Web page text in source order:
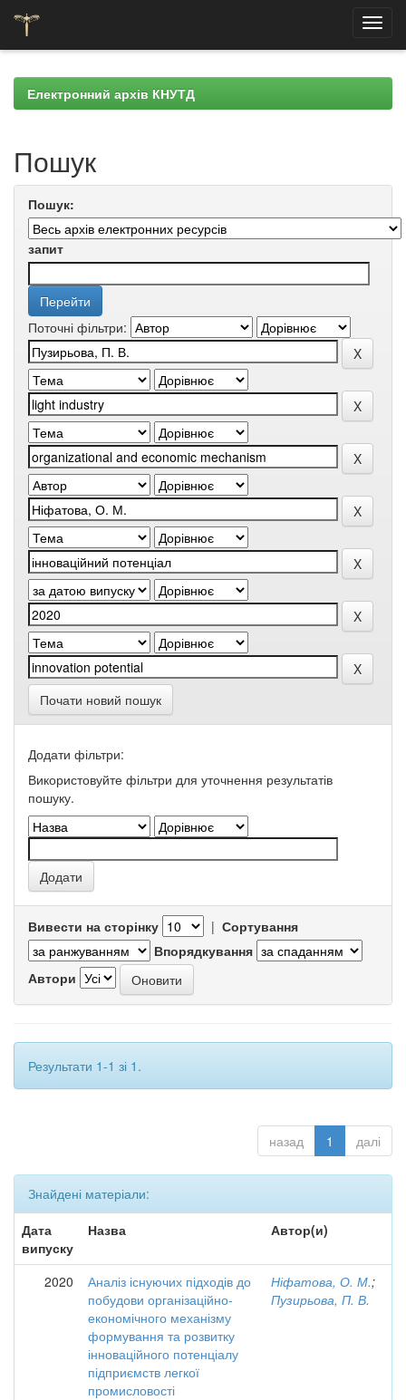
navigationЕлектронний архів КНУТД
Пошук
Пошук:
запит
Поточні фільтри:
Почати новий пошук
Додати фільтри:
Використовуйте фільтри для уточнення результатів
пошуку.
Вивести на сторінку | Сортування
Впорядкування
Автори
Результати 1-1 зі 1.
назад 1 далі
Знайдені матеріали:
Дата
випуску
Назва Автор(и)
2020
Аналіз існуючих підходів до
побудови організаційно-
економічного механізму
формування та розвитку
інноваційного потенціалу
підприємств легкої
промисловості
Ніфатова, О. М.;
Пузирьова, П. В.